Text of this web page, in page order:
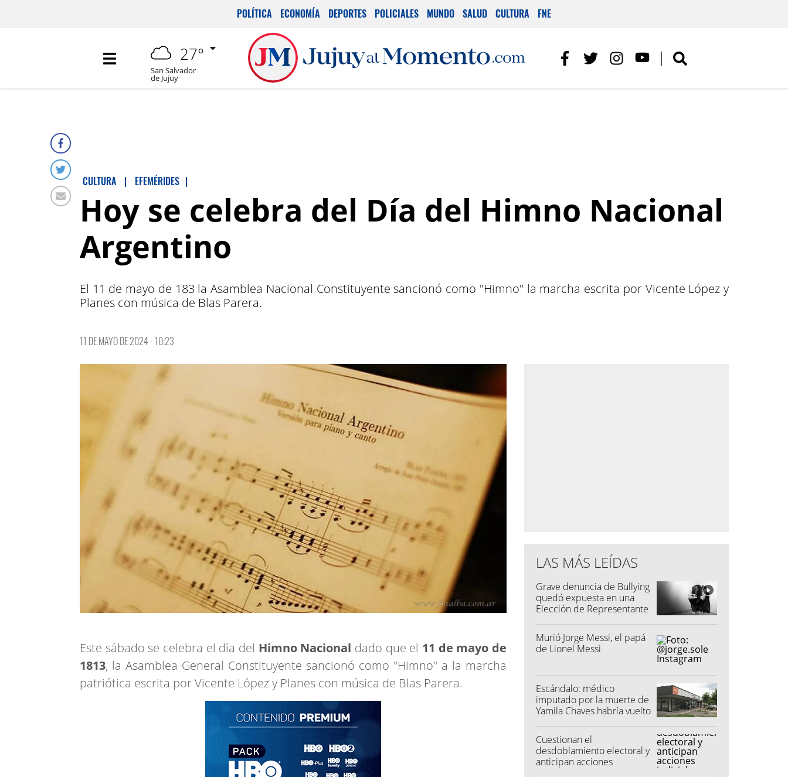
POLÍTICA ECONOMÍA DEPORTES POLICIALES MUNDO SALUD CULTURA FNE
27°
San Salvador
de Jujuy
CULTURA | EFEMÉRIDES |
Hoy se celebra del Día del Himno Nacional
Argentino
El 11 de mayo de 183 la Asamblea Nacional Constituyente sancionó como "Himno" la marcha escrita por Vicente López y
Planes con música de Blas Parera.
11 DE MAYO DE 2024 - 10:23
Este sábado se celebra el día del Himno Nacional dado que el 11 de mayo de
1813, la Asamblea General Constituyente sancionó como "Himno" a la marcha
patriótica escrita por Vicente López y Planes con música de Blas Parera.
LAS MÁS LEÍDAS
Grave denuncia de Bullying
quedó expuesta en una
Elección de Representante
Murió Jorge Messi, el papá
de Lionel Messi
Escándalo: médico
imputado por la muerte de
Yamila Chaves habría vuelto
Cuestionan el
desdoblamiento electoral y
anticipan acciones